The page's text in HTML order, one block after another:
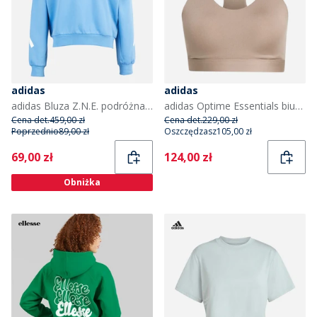
adidas
adidas Bluza Z.N.E. podróżna FFR France Rugby dla niej kolor Focus Blue
Cena det.459,00 zł
Poprzednio89,00 zł
Current
69,00 zł
Obniżka
adidas
adidas Optime Essentials biustonosz sportowy o wysokim wsparciu dla niej kolor Chalky Brown
Cena det.229,00 zł
Oszczędzasz105,00 zł
Current
124,00 zł